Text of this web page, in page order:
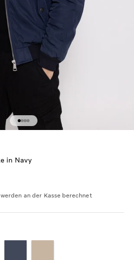
Gehe zu Element 1
Gehe zu Element 2
Gehe zu Element 3
Gehe zu Element 4
in Navy
werden an der Kasse berechnet